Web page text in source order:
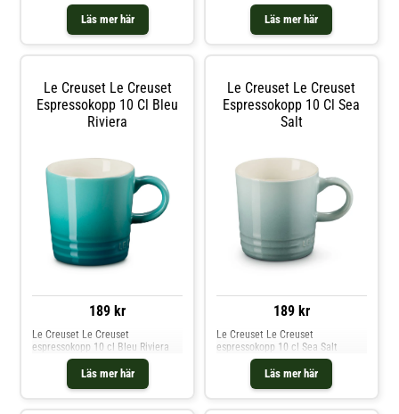
Läs mer här Läs mer här
Le Creuset Le Creuset
Espressokopp 10 Cl Bleu
Riviera
189 kr
Läs mer här
Le Creuset Le Creuset
espressokopp 10 cl Bleu Riviera
Le Creuset Le Creuset
Espressokopp 10 Cl Sea
Salt
189 kr
Läs mer här
Le Creuset Le Creuset
espressokopp 10 cl Sea Salt